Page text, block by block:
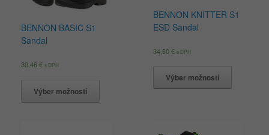
BENNON BASIC S1
Sandal
30,46€ s DPH
Výber možností
BENNON KNITTER S1
ESD Sandal
34,60€ s DPH
Výber možností